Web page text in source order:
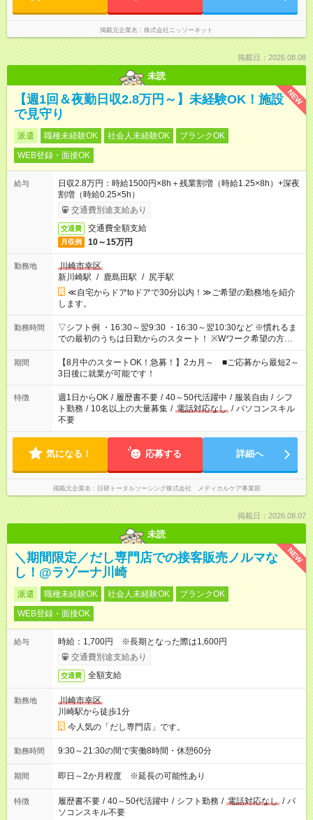
掲載元企業名 株式会社ニッソーネット
掲載日：2026.08.08
未読
NEW
【週1回＆夜勤日収2.8万円～】未経験OK！施設
で見守り
派遣 職種未経験OK 社会人未経験OK
ブランクOK
WEB登録・面接OK
給与
日収2.8万円：時給1500円×8h＋残業割増（時給1.25×8h）+深夜
割増（時給0.25×5h）
交通費別途支給あり
交通費 交通費全額支給
月収例 10～15万円
勤務地
川崎市幸区
新川崎駅 / 鹿島田駅 / 尻手駅
≪自宅からドアtoドアで30分以内！≫ご希望の勤務地を紹介
します。
勤務時間
▽シフト例 ・16:30～翌9:30 ・16:30～翌10:30など ※慣れるま
での最初のうちは日勤からのスタート！ ※Wワーク希望の方へ
今ご覧のお仕事で希望する勤務時間と、もう1つのお仕事の勤務
時間。 合計で週40時間を超える場合は応募できません。
期間
【8月中のスタートOK！急募！】2カ月～ ■ご応募から最短2～
3日後に就業が可能です！
特徴 週1日からOK / 履歴書不要 / 40～50代活躍中 / 服装自由 / シフ
ト勤務 / 10名以上の大量募集 / 電話対応なし / パソコンスキル
不要
気になる！ 応募する 詳細へ
掲載元企業名 日研トータルソーシング株式会社 メディカルケア事業部
掲載日：2026.08.07
未読
NEW
＼期間限定／だし専門店での接客販売ノルマな
し！@ラゾーナ川崎
派遣 職種未経験OK 社会人未経験OK
ブランクOK
WEB登録・面接OK
給与
時給：1,700円 ※長期となった際は1,600円
交通費別途支給あり
交通費 全額支給
勤務地
川崎市幸区
川崎駅から徒歩1分
今人気の「だし専門店」です。
勤務時間 9:30～21:30の間で実働8時間・休憩60分
期間 即日～2か月程度 ※延長の可能性あり
特徴 履歴書不要 / 40～50代活躍中 / シフト勤務 / 電話対応なし / パ
ソコンスキル不要